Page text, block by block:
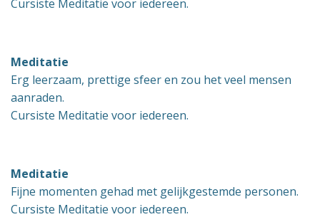
Cursiste Meditatie voor iedereen.
Meditatie
Erg leerzaam, prettige sfeer en zou het veel mensen
aanraden.
Cursiste Meditatie voor iedereen.
Meditatie
Fijne momenten gehad met gelijkgestemde personen.
Cursiste Meditatie voor iedereen.